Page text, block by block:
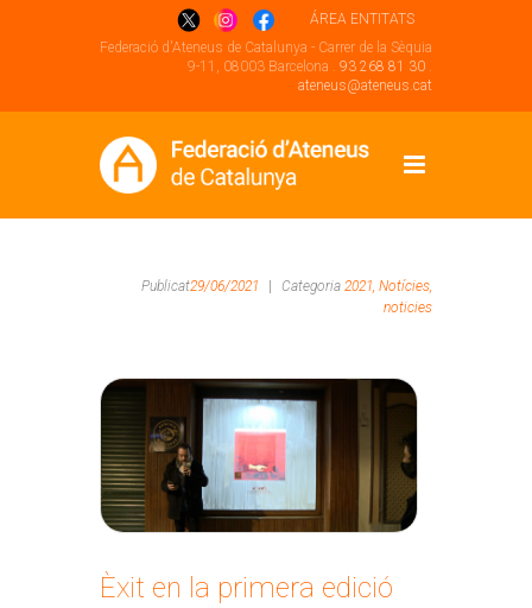
ÁREA ENTITATS
Federació d'Ateneus de Catalunya - Carrer de la Sèquia
9-11, 08003 Barcelona . 93 268 81 30 .
ateneus@ateneus.cat
Publicat29/06/2021 Categoria 2021, Notícies,
noticies
Èxit en la primera edició